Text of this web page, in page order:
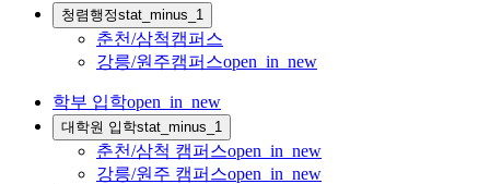
청렴행정stat_minus_1
춘천/삼척캠퍼스
강릉/원주캠퍼스open_in_new
학부 입학open_in_new
대학원 입학stat_minus_1
춘천/삼척 캠퍼스open_in_new
강릉/원주 캠퍼스open_in_new